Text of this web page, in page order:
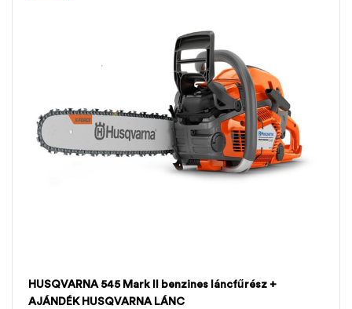
HUSQVARNA 545 Mark II benzines láncfűrész +
AJÁNDÉK HUSQVARNA LÁNC